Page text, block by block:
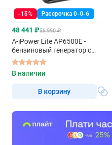
-15% Рассрочка 0-0-6
48 441 ₽56 990 ₽
A-iPower Lite AP6500E -
бензиновый генератор с
электрозапуском
В наличии
В корзину